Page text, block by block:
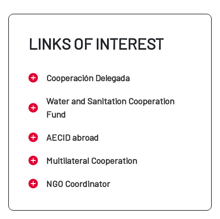
LINKS OF INTEREST
Cooperación Delegada
Water and Sanitation Cooperation
Fund
AECID abroad
Multilateral Cooperation
NGO Coordinator